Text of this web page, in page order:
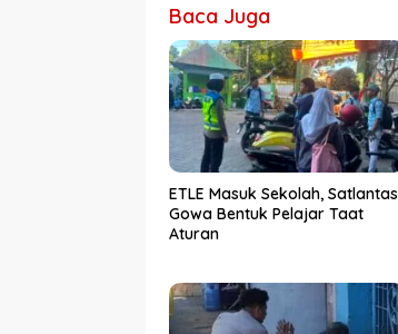
Baca Juga
ETLE Masuk Sekolah, Satlantas
Gowa Bentuk Pelajar Taat
Aturan